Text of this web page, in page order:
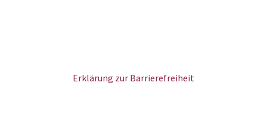
Erklärung zur Barrierefreiheit